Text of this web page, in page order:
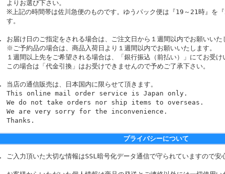
よりお選び下さい。
※上記の時間帯は佐川急便のものです。ゆうパック便は『19～21時』を
す。
お届け日のご指定をされる場合は、ご注文日から１週間以内でお願いいた
※ご予約品の場合は、商品入荷日より１週間以内でお願いいたします。
１週間以上先をご希望される場合は、「銀行振込（前払い）」にてお受け
この場合は「代金引換」はお受けできませんので予めご了承下さい。
当店の通信販売は、日本国内に限らせて頂きます。
This online mail order service is Japan only.
We do not take orders nor ship items to overseas.
We are very sorry for the inconvenience.
Thanks.
プライバシーについて
ご入力頂いた大切な情報はSSL暗号化データ通信で守られていますので安